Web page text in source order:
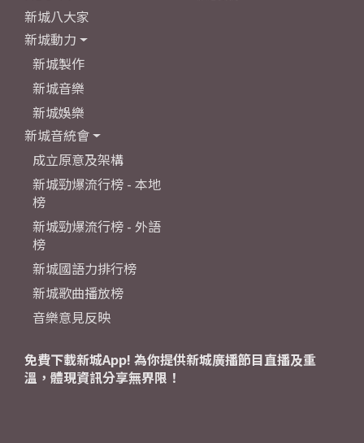
新城八大家
新城動力
新城製作
新城音樂
新城娛樂
新城音統會
成立原意及架構
新城勁爆流行榜 - 本地
榜
新城勁爆流行榜 - 外語
榜
新城國語力排行榜
新城歌曲播放榜
音樂意見反映
免費下載新城App! 為你提供新城廣播節目直播及重
溫，體現資訊分享無界限！